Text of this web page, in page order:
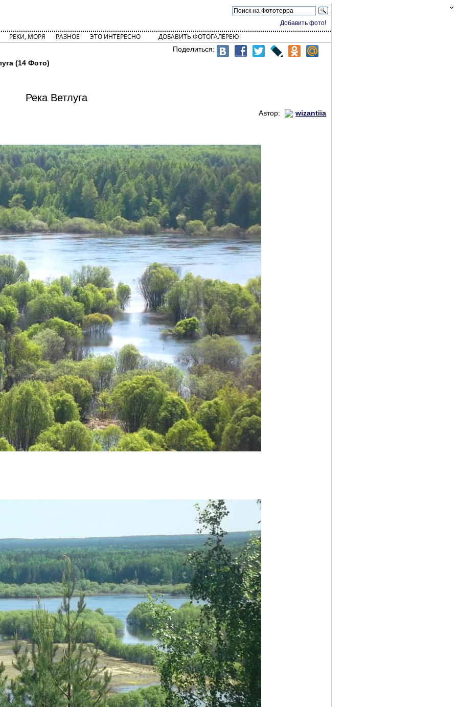
Добавить фото!
РЕКИ, МОРЯ РАЗНОЕ ЭТО ИНТЕРЕСНО ДОБАВИТЬ ФОТОГАЛЕРЕЮ!
Поделиться:
(14 Фото)
Река Ветлуга
Автор: wizantiia